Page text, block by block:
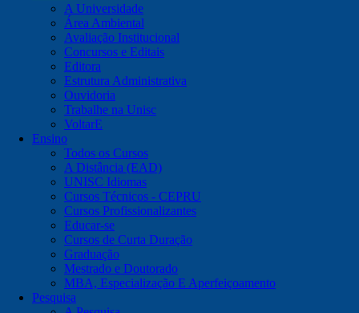
A Universidade
Área Ambiental
Avaliação Institucional
Concursos e Editais
Editora
Estrutura Administrativa
Ouvidoria
Trabalhe na Unisc
VoltarE
Ensino
Todos os Cursos
A Distância (EAD)
UNISC Idiomas
Cursos Técnicos - CEPRU
Cursos Profissionalizantes
Educar-se
Cursos de Curta Duração
Graduação
Mestrado e Doutorado
MBA, Especialização E Aperfeiçoamento
Pesquisa